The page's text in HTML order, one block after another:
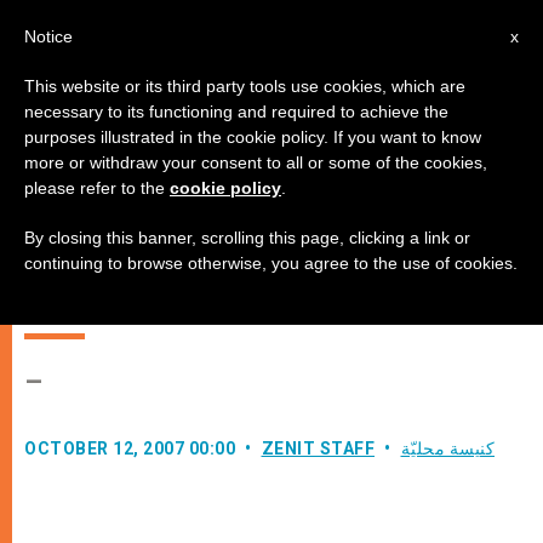
مداخلة الكرسي الرسولي في الدورة
الثانية والستين للجمعية العامة للأمم
المتحدة حول النقطة العاشرة بعنوان:
–
OCTOBER 12, 2007 00:00 ZENIT STAFF كنيسة محليّة
x
Notice
This website or its third party tools use cookies, which are
necessary to its functioning and required to achieve the
purposes illustrated in the cookie policy. If you want to know
more or withdraw your consent to all or some of the cookies,
please refer to the cookie policy
By closing this banner, scrolling this page, clicking a link or
continuing to browse otherwise, you agree to the use of cookies.